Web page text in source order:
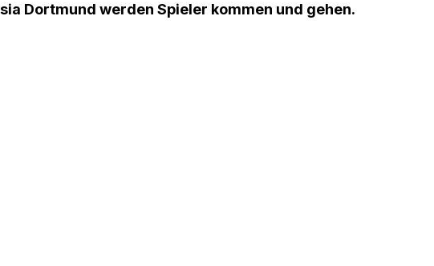
Dortmund werden Spieler kommen und gehen.